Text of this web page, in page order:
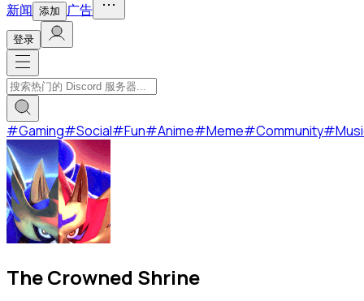
新闻 添加 广告
登录
#Gaming#Social#Fun#Anime#Meme#Community#
The Crowned Shrine